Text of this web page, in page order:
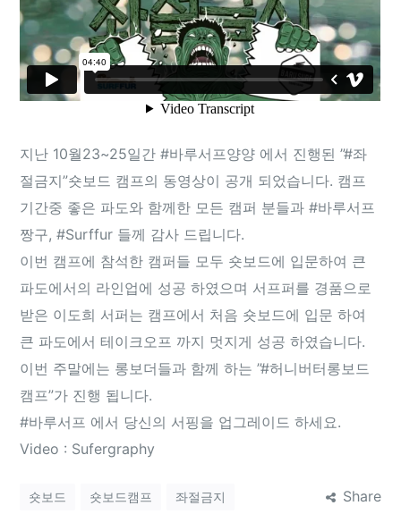
지난 10월23~25일간 ‪#‎바루서프양양‬ 에서 진행된 ”‪#‎좌
절금지‬”숏보드 캠프의 동영상이 공개 되었습니다. 캠프
기간중 좋은 파도와 함께한 모든 캠퍼 분들과 ‪#‎바루서프
짱구‬, ‪#‎Surffur‬ 들께 감사 드립니다.
이번 캠프에 참석한 캠퍼들 모두 숏보드에 입문하여 큰
파도에서의 라인업에 성공 하였으며 서프퍼를 경품으로
받은 이도희 서퍼는 캠프에서 처음 숏보드에 입문 하여
큰 파도에서 테이크오프 까지 멋지게 성공 하였습니다.
이번 주말에는 롱보더들과 함께 하는 ”‪#‎허니버터롱보드
캠프‬”가 진행 됩니다.
‪#‎바루서프‬ 에서 당신의 서핑을 업그레이드 하세요.
Video : Sufergraphy
숏보드 숏보드캠프 좌절금지 Share